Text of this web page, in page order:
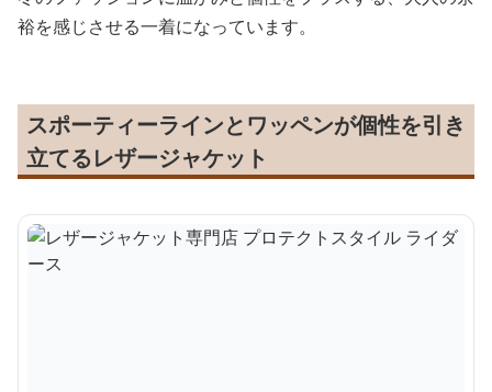
裕を感じさせる一着になっています。
スポーティーラインとワッペンが個性を引き
立てるレザージャケット